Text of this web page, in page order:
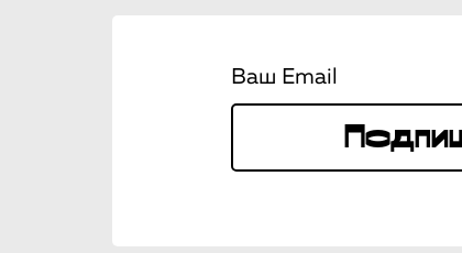
Ваш Email